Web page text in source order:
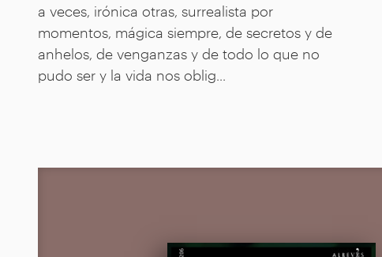
a veces, irónica otras, surrealista por
momentos, mágica siempre, de secretos y de
anhelos, de venganzas y de todo lo que no
pudo ser y la vida nos oblig...